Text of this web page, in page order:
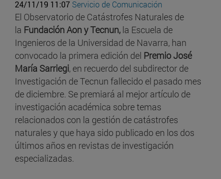
24/11/19 11:07 Servicio de Comunicación
El Observatorio de Catástrofes Naturales de
la Fundación Aon y Tecnun, la Escuela de
Ingenieros de la Universidad de Navarra, han
convocado la primera edición del Premio José
María Sarriegi, en recuerdo del subdirector de
Investigación de Tecnun fallecido el pasado mes
de diciembre. Se premiará al mejor artículo de
investigación académica sobre temas
relacionados con la gestión de catástrofes
naturales y que haya sido publicado en los dos
últimos años en revistas de investigación
especializadas.